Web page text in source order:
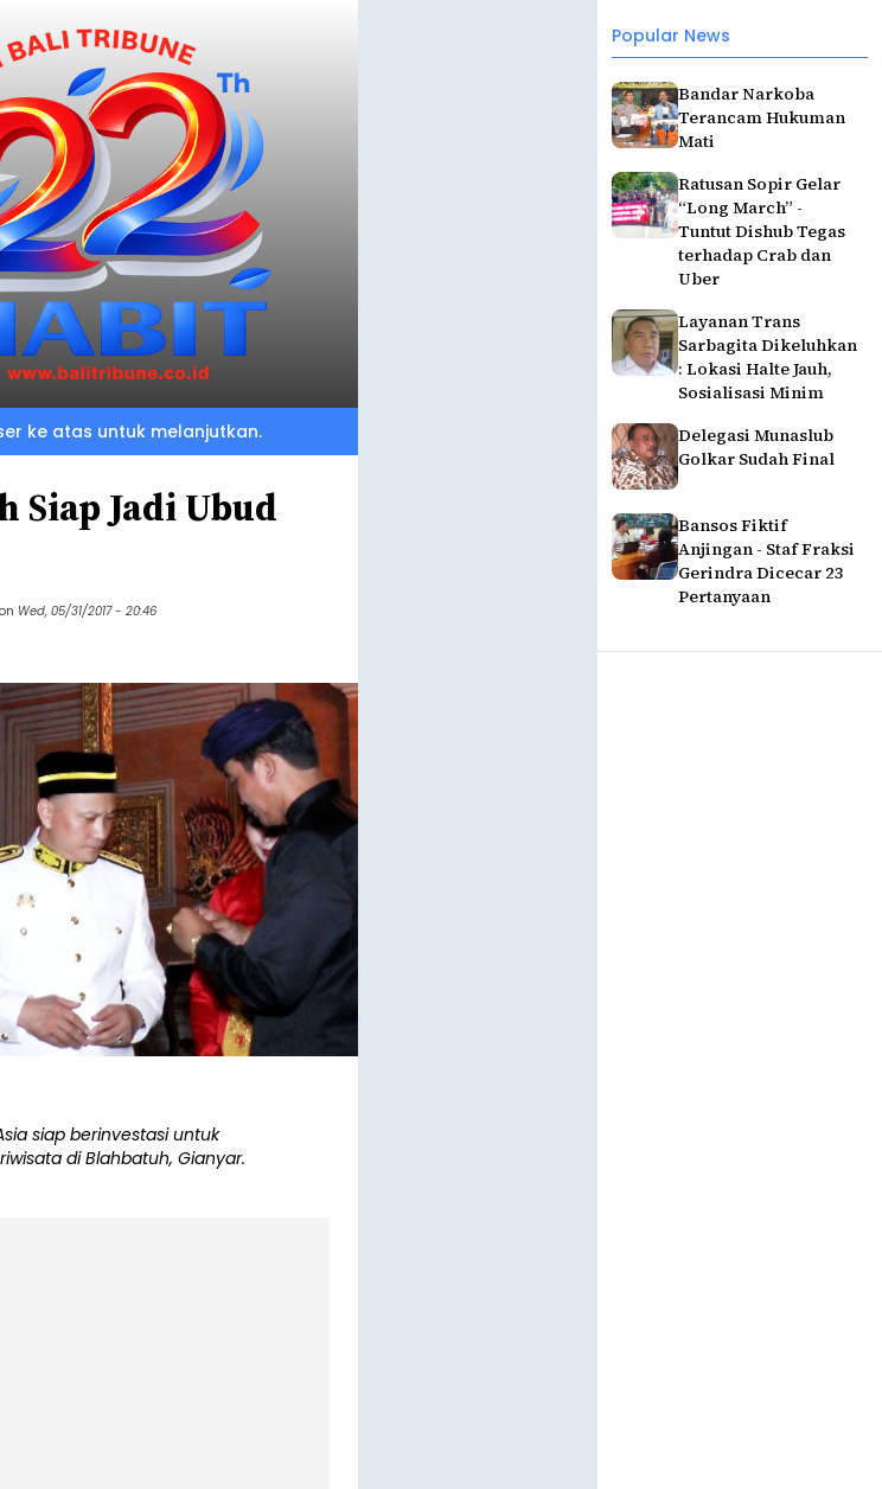
Popular News
Bandar Narkoba
Terancam Hukuman
Mati
Ratusan Sopir Gelar
“Long March” -
Tuntut Dishub Tegas
terhadap Crab dan
Uber
Layanan Trans
Sarbagita Dikeluhkan
: Lokasi Halte Jauh,
Sosialisasi Minim
Delegasi Munaslub
Golkar Sudah Final
Bansos Fiktif
Anjingan - Staf Fraksi
Gerindra Dicecar 23
Pertanyaan
ke atas untuk melanjutkan.
Siap Jadi Ubud
on Wed, 05/31/2017 - 20:46
siap berinvestasi untuk
di Blahbatuh, Gianyar.